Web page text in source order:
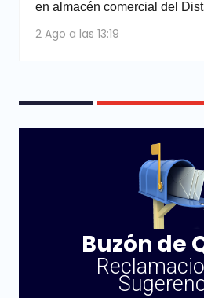
en almacén comercial del
2 Ago a las 13:19
Buzón de